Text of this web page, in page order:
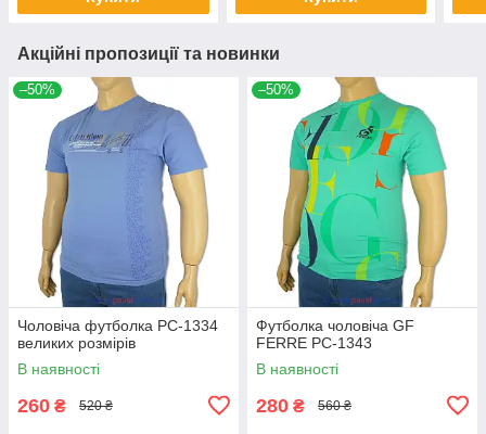
Акційні пропозиції та новинки
–50%
Чоловіча футболка PC-1334
великих розмірів
В наявності
260 ₴ 520 ₴
–50%
Футболка чоловіча GF
FERRE PC-1343
В наявності
280 ₴ 560 ₴